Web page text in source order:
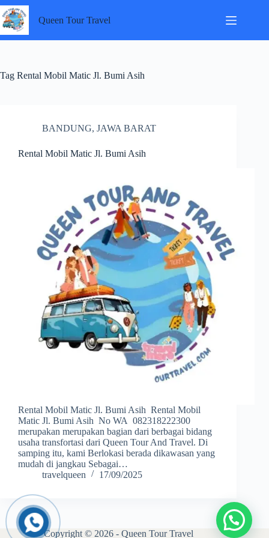
Skip
to
content
Queen Tour Travel
Tag Rental Mobil Matic Jl. Bumi Asih
BANDUNG, JAWA BARAT
Rental Mobil Matic Jl. Bumi Asih
Rental Mobil Matic Jl. Bumi Asih Rental Mobil
Matic Jl. Bumi Asih No WA 082318222300
merupakan merupakan bagian dari berbagai bidang
usaha transfortasi dari Queen Tour And Travel. Di
samping itu, kami Berlokasi berada dikawasan yang
mudah di jangkau Sebagai…
travelqueen
17/09/2025
Copyright © 2026 - Queen Tour Travel